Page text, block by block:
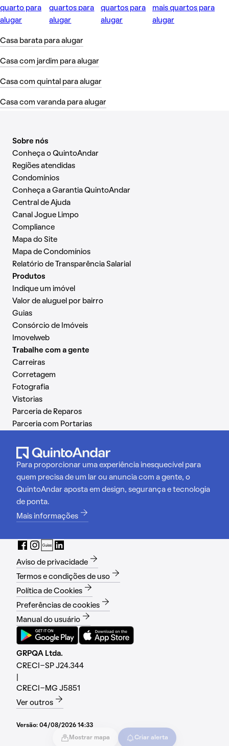
Mostrar mapa Criar alerta
quarto para
alugar
quartos para
alugar
quartos para
alugar
mais quartos para
alugar
Casa barata para alugar
Casa com jardim para alugar
Casa com quintal para alugar
Casa com varanda para alugar
Sobre nós
Conheça o QuintoAndar
Regiões atendidas
Condomínios
Conheça a Garantia QuintoAndar
Central de Ajuda
Canal Jogue Limpo
Compliance
Mapa do Site
Mapa de Condomínios
Relatório de Transparência Salarial
Produtos
Indique um imóvel
Valor de aluguel por bairro
Guias
Consórcio de Imóveis
Imovelweb
Trabalhe com a gente
Carreiras
Corretagem
Fotografia
Vistorias
Parceria de Reparos
Parceria com Portarias
Para proporcionar uma experiência inesquecível para
quem precisa de um lar ou anuncia com a gente, o
QuintoAndar aposta em design, segurança e tecnologia
de ponta.
Mais informações
Aviso de privacidade
Termos e condições de uso
Política de Cookies
Preferências de cookies
Manual do usuário
GRPQA Ltda.
CRECI-SP J24.344
CRECI-MG J5851
Ver outros
Versão: 04/08/2026 14:33